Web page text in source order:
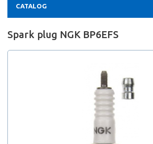
CATALOG
Spark plug NGK BP6EFS